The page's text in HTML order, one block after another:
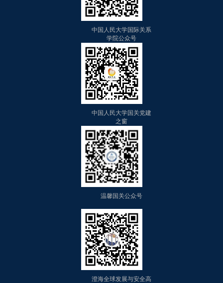
中国人民大学国际关系
学院公众号
中国人民大学国关党建
之窗
温馨国关公众号
澄海全球发展与安全高